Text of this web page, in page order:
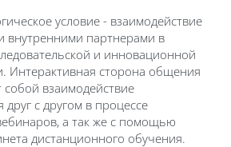
условие - взаимодействие
внутренними партнерами в
и инновационной
Интерактивная сторона общения
собой взаимодействие
с другом в процессе
а так же с помощью
дистанционного обучения.